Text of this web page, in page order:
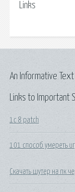
Links
Links to Important
1с 8 patch
101 способ умереть
Скачать шутер на пк
An Informative Text